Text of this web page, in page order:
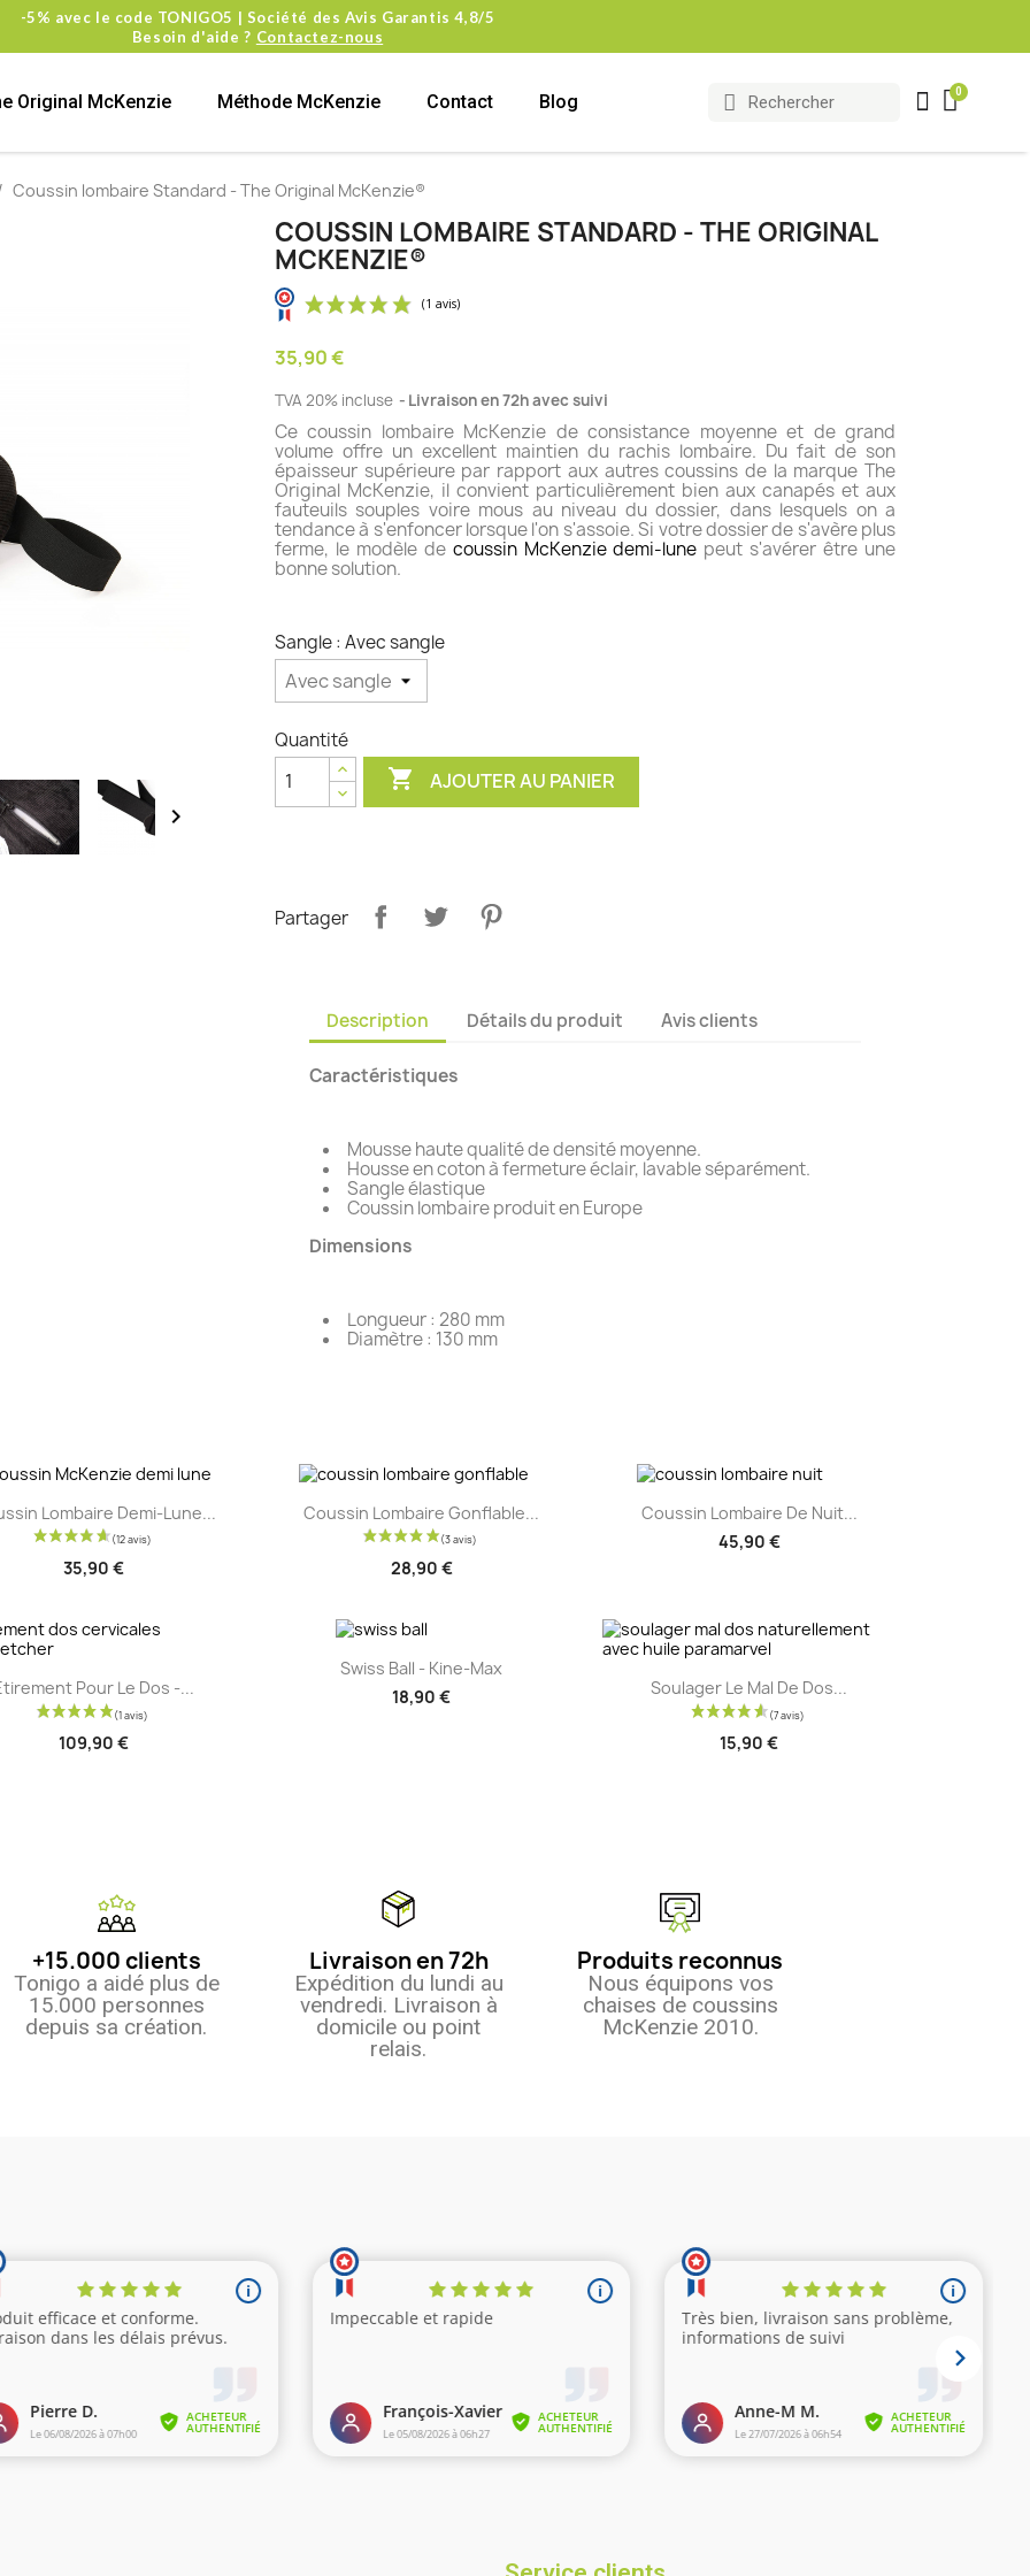
-5% avec le code TONIGO5 | Société des Avis Garantis 4,8/5
Besoin d'aide ? Contactez-nous
Original McKenzie Méthode McKenzie Contact Blog
Coussin lombaire Standard - The Original McKenzie®

COUSSIN LOMBAIRE STANDARD - THE ORIGINAL
MCKENZIE®
35,90 €
TVA 20% incluse Livraison en 72h avec suivi
Ce coussin lombaire McKenzie de consistance moyenne et de grand
volume offre un excellent maintien du rachis lombaire. Du fait de son
épaisseur supérieure par rapport aux autres coussins de la marque The
Original McKenzie, il convient particulièrement bien aux canapés et aux
fauteuils souples voire mous au niveau du dossier, dans lesquels on a
tendance à s'enfoncer lorsque l'on s'assoie. Si votre dossier de s'avère plus
ferme, le modèle de coussin McKenzie demi-lune peut s'avérer être une
bonne solution.
Sangle : Avec sangle
Quantité
 AJOUTER AU PANIER
Partager
Description Détails du produit Avis clients
Caractéristiques
Mousse haute qualité de densité moyenne.
Housse en coton à fermeture éclair, lavable séparément.
Sangle élastique
Coussin lombaire produit en Europe
Dimensions
Longueur : 280 mm
Diamètre : 130 mm
 Aperçu rapide
Lombaire Demi-Lune...
35,90 €
 Aperçu rapide
Coussin Lombaire Gonflable...
28,90 €
Aperçu rapide
Coussin Lombaire De Nuit...
45,90 €
Aperçu rapide
Pour Le Dos -...
109,90 €
Aperçu rapide
Swiss Ball - Kine-Max
18,90 €
Aperçu rapide
Soulager Le Mal De Dos...
15,90 €
+15.000 clients
Tonigo a aidé plus de
15.000 personnes
depuis sa création.
Livraison en 72h
Expédition du lundi au
vendredi. Livraison à
domicile ou point
relais.
Produits reconnus
Nous équipons vos
chaises de coussins
McKenzie 2010.